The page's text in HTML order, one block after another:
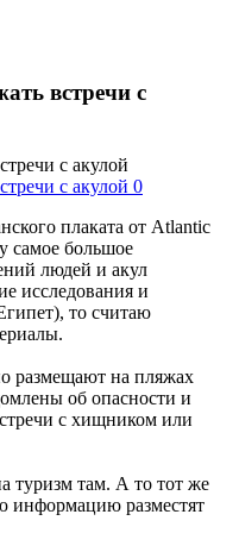
встречи с
плаката от Atlantic
самое большое
людей и акул
исследования и
то считаю
размещают на пляжах
об опасности и
с хищником или
туризм там. А то тот же
информацию разместят